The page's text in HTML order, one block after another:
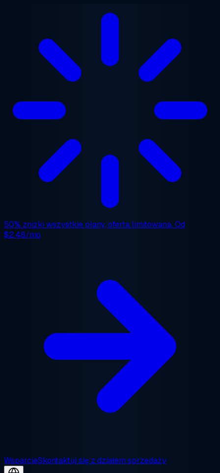
50% zniżki wszystkie plany, oferta limitowana. Od
$2.48/mo
WsparcieSkontaktuj się z działem sprzedaży